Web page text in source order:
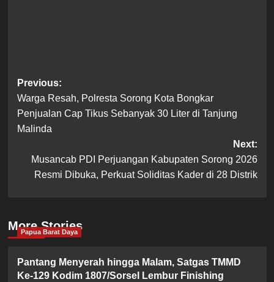
Post
navigation
Previous:
Warga Resah, Polresta Sorong Kota Bongkar
Penjualan Cap Tikus Sebanyak 30 Liter di Tanjung
Malinda
Next:
Musancab PDI Perjuangan Kabupaten Sorong 2026
Resmi Dibuka, Perkuat Soliditas Kader di 28 Distrik
More Stories
Papua Barat Daya
Pantang Menyerah hingga Malam, Satgas TMMD
Ke-129 Kodim 1807/Sorsel Lembur Finishing